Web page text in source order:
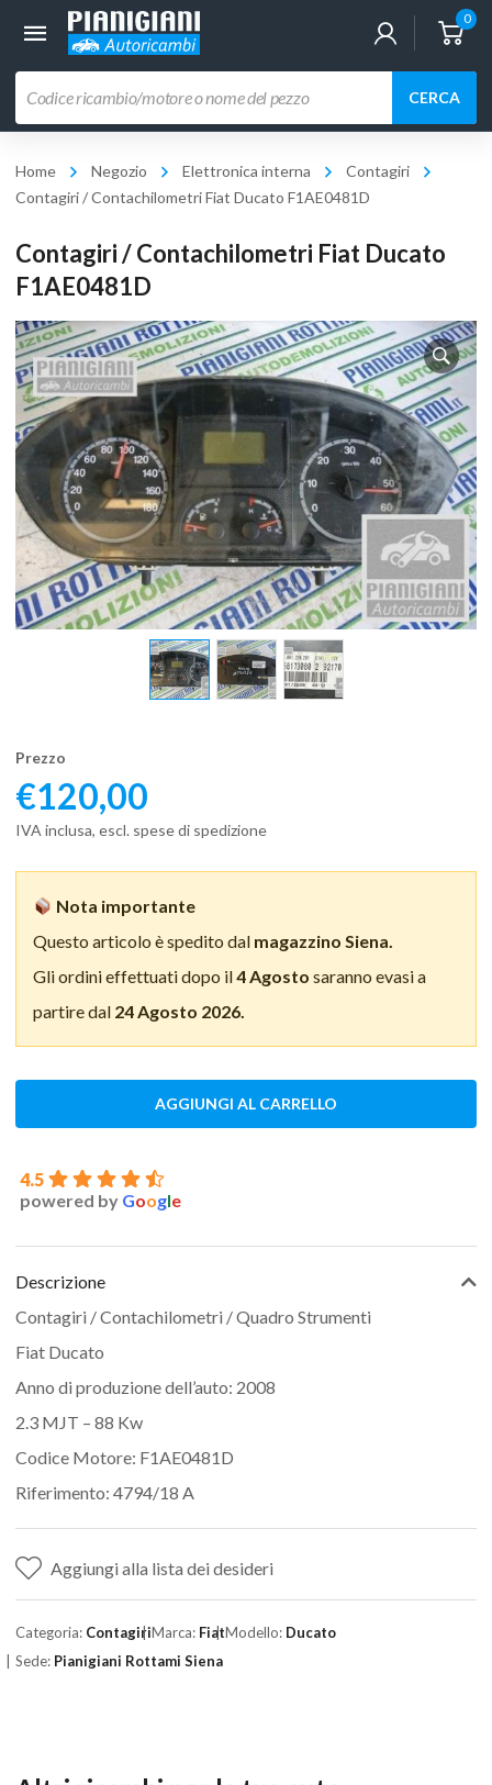
0
prodotti
CERCA
Home Negozio Elettronica interna
Contagiri
Contagiri / Contachilometri Fiat Ducato F1AE0481D
Contagiri / Contachilometri Fiat Ducato
F1AE0481D
Prezzo
€120,00
IVA inclusa, escl. spese di spedizione
Nota importante
Questo articolo è spedito dal magazzino Siena.
Gli ordini effettuati dopo il4 Agosto saranno evasi a
partire dal 24 Agosto 2026.
AGGIUNGI AL CARRELLO
4.5
powered by Google
Descrizione
Contagiri / Contachilometri / Quadro Strumenti
Fiat Ducato
Anno di produzione dell’auto: 2008
2.3 MJT – 88 Kw
Codice Motore: F1AE0481D
Riferimento: 4794/18 A
Aggiungi alla lista dei desideri
Categoria: ContagiriMarca: FiatModello: Ducato
Sede: Pianigiani Rottami Siena